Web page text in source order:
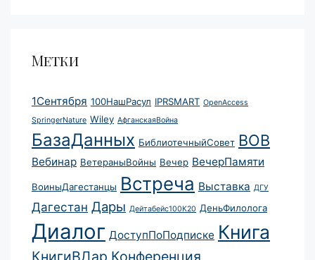
Метки
1Сентября 100НашРасул IPRSMART OpenAccess
SpringerNature Wiley АфганскаяВойна
БазаДанных БиблиотечныйСовет ВОВ
Вебинар ВетераныВойны Вечер ВечерПамяти
ВоиныДагестанцы Встреча Выставка ДГУ
Дагестан Дары Дейтабейс100К20 ДеньФилолога
Диалог ДоступПоПодписке Книга
КнигиВДар Конференция